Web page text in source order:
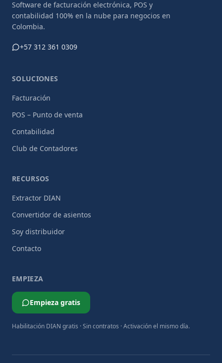
Software de facturación electrónica, POS y
contabilidad 100% en la nube para negocios en
Colombia.
+57 312 361 0309
SOLUCIONES
Facturación
POS – Punto de venta
Contabilidad
Club de Contadores
RECURSOS
Extractor DIAN
Convertidor de asientos
Soy distribuidor
Contacto
EMPIEZA
Empieza gratis
Habilitación DIAN gratis · Sin contratos · Activación el mismo día.